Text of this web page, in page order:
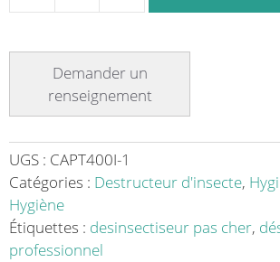
d'insectes
2
x
carter
à
UGS : CAPT400I-1
Catégories : Destructeur d'insecte,
Hygiène
Étiquettes : desinsectiseur pas cher,
professionnel